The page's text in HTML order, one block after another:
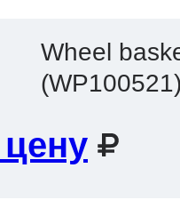
Wheel